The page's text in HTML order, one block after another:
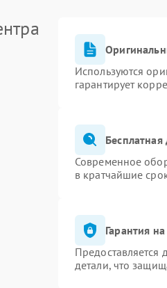
Используются
гарантирует
Современное
в кратчайшие
Гарантия
детали, что